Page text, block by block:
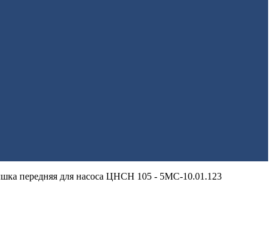
передняя для насоса ЦНСН 105 - 5МС-10.01.123